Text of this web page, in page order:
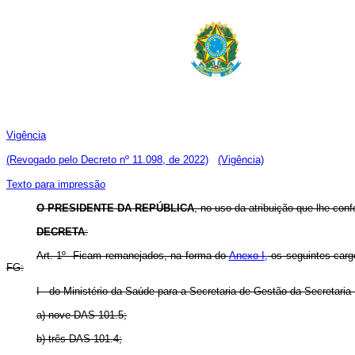
Vigência
(Revogado pelo Decreto nº 11.098, de 2022) (Vigência)
Texto para impressão
O PRESIDENTE DA REPÚBLICA, no uso da atribuição que lhe
DECRETA:
Art. 1º Ficam remanejados, na forma doAnexo I,os seguintes
FG:
I - do Ministério da Saúde para a Secretaria de Gestão da
a) nove DAS 101.5;
b) três DAS 101.4;